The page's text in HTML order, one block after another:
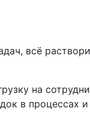
всё
на
в процессах и